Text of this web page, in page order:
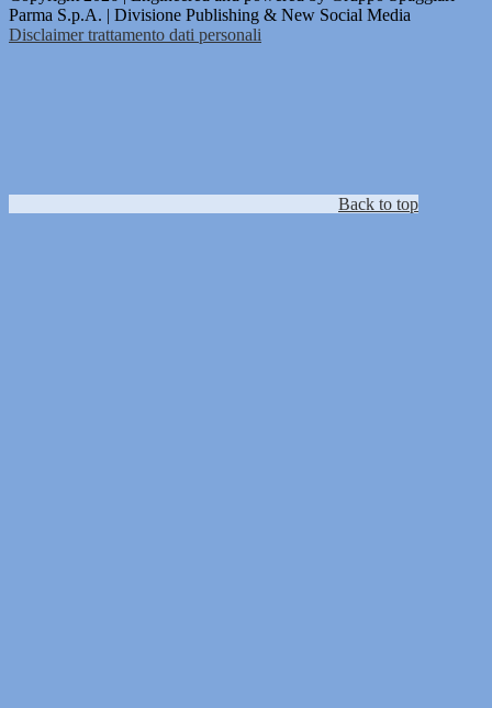
Parma S.p.A. | Divisione Publishing & New Social Media
Disclaimer trattamento dati personali
Back to top